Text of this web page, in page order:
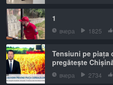
1
вчера 1825
Tensiuni pe piața
pregătește
вчера 2734